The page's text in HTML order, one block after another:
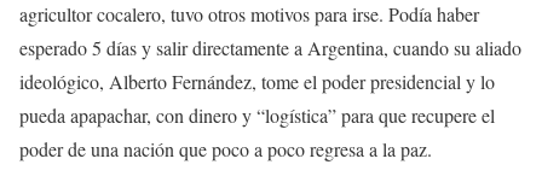
agricultor cocalero, tuvo otros motivos para irse. Podía haber
esperado 5 días y salir directamente a Argentina, cuando su aliado
ideológico, Alberto Fernández, tome el poder presidencial y lo
pueda apapachar, con dinero y “logística” para que recupere el
poder de una nación que poco a poco regresa a la paz.